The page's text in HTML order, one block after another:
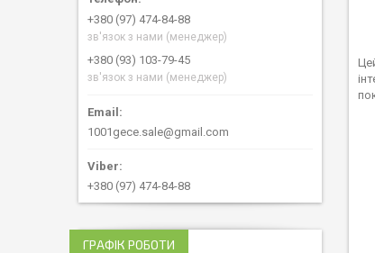
+380 (97) 474-84-88
зв'язок з нами (менеджер)
+380 (93) 103-79-45
зв'язок з нами (менеджер)
1001gece.sale@gmail.com
+380 (97) 474-84-88
ГРАФІК РОБОТИ